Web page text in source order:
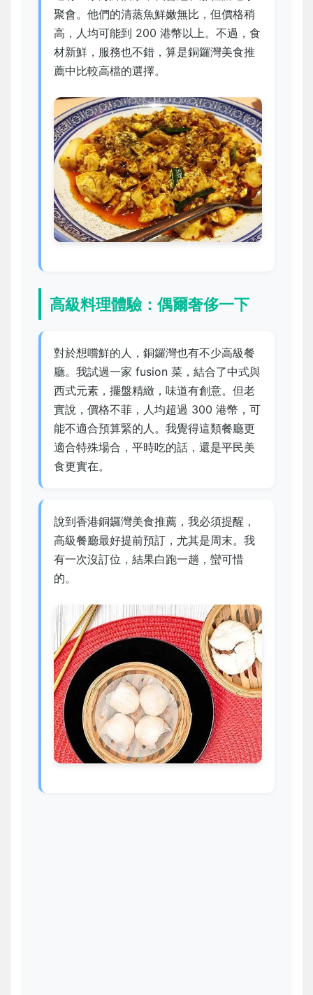
聚會。他們的清蒸魚鮮嫩無比，但價格稍
高，人均可能到 200 港幣以上。不過，食
材新鮮，服務也不錯，算是銅鑼灣美食推
薦中比較高檔的選擇。
高級料理體驗：偶爾奢侈一下
對於想嚐鮮的人，銅鑼灣也有不少高級餐
廳。我試過一家 fusion 菜，結合了中式與
西式元素，擺盤精緻，味道有創意。但老
實說，價格不菲，人均超過 300 港幣，可
能不適合預算緊的人。我覺得這類餐廳更
適合特殊場合，平時吃的話，還是平民美
食更實在。
說到香港銅鑼灣美食推薦，我必須提醒，
高級餐廳最好提前預訂，尤其是周末。我
有一次沒訂位，結果白跑一趟，蠻可惜
的。